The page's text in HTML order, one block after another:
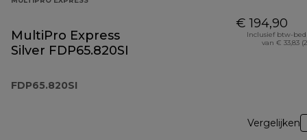
MultiPro Express
Silver FDP65.820SI
FDP65.820SI
€ 194,90
Inclusief btw-
van € 33,83
Vergelijken